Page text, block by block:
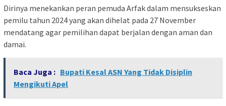
Dirinya menekankan peran pemuda Arfak dalam mensukseskan
pemilu tahun 2024 yang akan dihelat pada 27 November
mendatang agar pemilihan dapat berjalan dengan aman dan
damai.
Baca Juga : Bupati Kesal ASN Yang Tidak Disiplin
Mengikuti Apel